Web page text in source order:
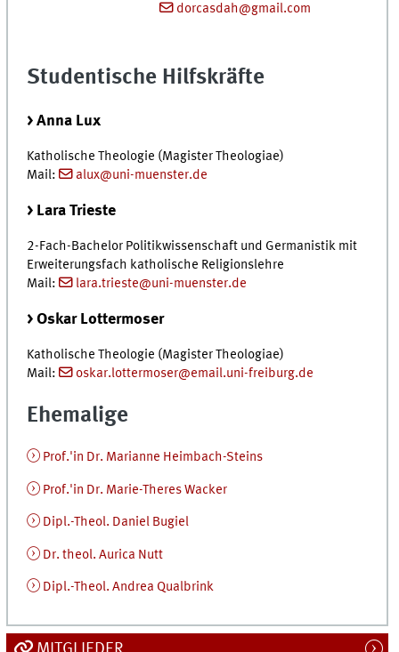
dorcasdah@gmail.com
Studentische Hilfskräfte
> Anna Lux
Katholische Theologie (Magister Theologiae)
Mail:
alux@uni-muenster.de
> Lara Trieste
2-Fach-Bachelor Politikwissenschaft und Germanistik mit
Erweiterungsfach katholische Religionslehre
Mail:
lara.trieste@uni-muenster.de
> Oskar Lottermoser
Katholische Theologie (Magister Theologiae)
Mail:
oskar.lottermoser@email.uni-freiburg.de
Ehemalige
Prof.'in Dr. Marianne Heimbach-Steins
Prof.'in Dr. Marie-Theres Wacker
Dipl.-Theol. Daniel Bugiel
Dr. theol. Aurica Nutt
Dipl.-Theol. Andrea Qualbrink